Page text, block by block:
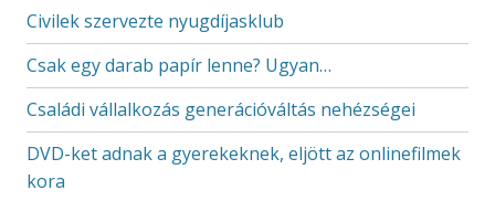
Civilek szervezte nyugdíjasklub
Csak egy darab papír lenne? Ugyan…
Családi vállalkozás generációváltás nehézségei
DVD-ket adnak a gyerekeknek, eljött az onlinefilmek
kora